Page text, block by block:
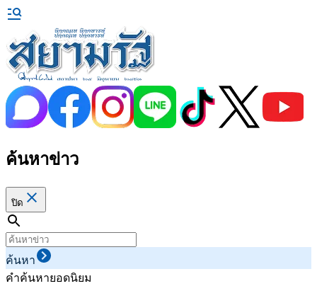
ค้นหาข่าว
ปิด
ค้นหา
คำค้นหายอดนิยม